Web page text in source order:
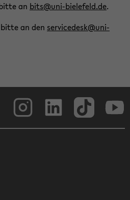
an bits@uni-​bielefeld.de.
an den ser­vi­ce­desk@uni-​
Face­book